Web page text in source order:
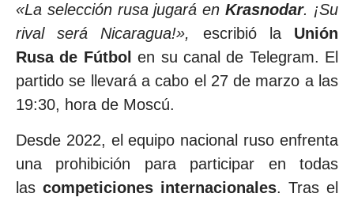
«La selección rusa jugará enKrasnodar. ¡Su
rival será Nicaragua!»,
escribió la Unión
Rusa de Fútbolen su canal de Telegram. El
partido se llevará a cabo el 27 de marzo a las
19:30, hora de Moscú.
Desde 2022, el equipo nacional ruso enfrenta
una prohibición para participar en todas
las competiciones internacionales. Tras el